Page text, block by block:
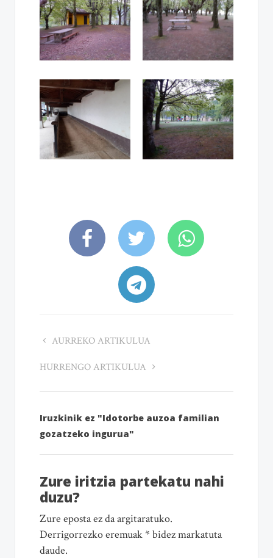
AURREKO ARTIKULUA
HURRENGO ARTIKULUA
Iruzkinik ez "Idotorbe auzoa familian
gozatzeko ingurua"
Zure iritzia partekatu nahi
duzu?
Zure eposta ez da argitaratuko.
Derrigorrezko eremuak * bidez markatuta
daude.